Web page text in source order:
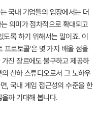
국내 기업들의 입장에서는 더
의미가 점차적으로 확대되고
도록 하기 위해서는 말이죠. 이
프로토콜'은 몇 가지 배울 점을
진 장르에도 불구하고 제공하
산하 스튜디오로서 그 노하우
, 국내 게임 접근성의 수준을 한
까 기대해 봅니다.